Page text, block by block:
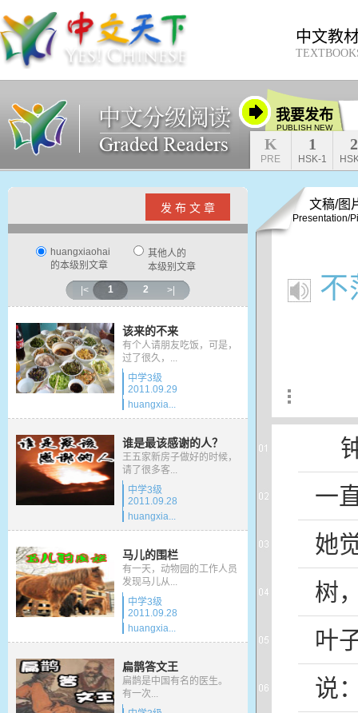
中文教
我要发布
PUBLISH NEW
K
PRE
1
HSK-1
2
发 布 文 章
huangxiaohai
的本级别文章
其他人的
本级别文章
|< 1 2 >|
该来的不来
有个人请朋友吃饭，可是，
过了很久，...
中学3级
2011.09.29
huangxia...
谁是最该感谢的人？
王五家新房子做好的时候，
请了很多客...
中学3级
2011.09.28
huangxia...
马儿的围栏
有一天，动物园的工作人员
发现马儿从...
中学3级
2011.09.28
huangxia...
扁鹊答文王
扁鹊是中国有名的医生。
有一次...
文稿/图
Presentation/
不
一
她
树
叶
说